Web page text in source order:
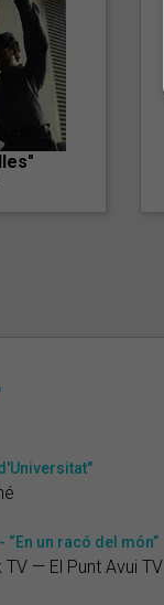
un racó del món”
TV — El Punt Avui TV